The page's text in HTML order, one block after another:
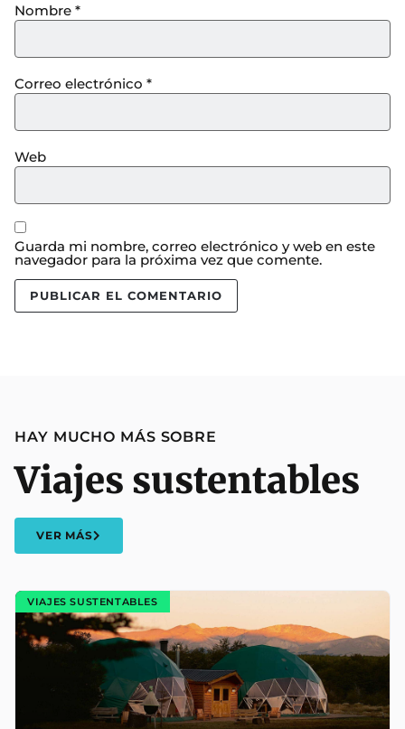
Nombre *
Correo electrónico *
Web
Guarda mi nombre, correo electrónico y web en este
navegador para la próxima vez que comente.
HAY MUCHO MÁS SOBRE
Viajes sustentables
VER MÁS
VIAJES SUSTENTABLES